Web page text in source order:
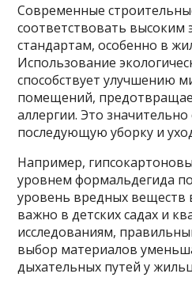
Современные
соответствовать высоким
стандартам, особенно в
Использование
способствует улучшению
помещений,
аллергии. Это значительно
последующую уборку и
Например,
уровнем формальдегида
уровень вредных веществ
важно в детских садах и
исследованиям,
выбор материалов
дыхательных путей у